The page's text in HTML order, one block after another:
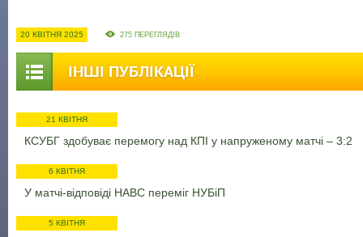
20 КВІТНЯ 2025 275 ПЕРЕГЛЯДІВ
ІНШІ ПУБЛІКАЦІЇ
21 КВІТНЯ
КСУБГ здобуває перемогу над КПІ у напруженому матчі – 3:2
6 КВІТНЯ
У матчі-відповіді НАВС переміг НУБіП
5 КВІТНЯ